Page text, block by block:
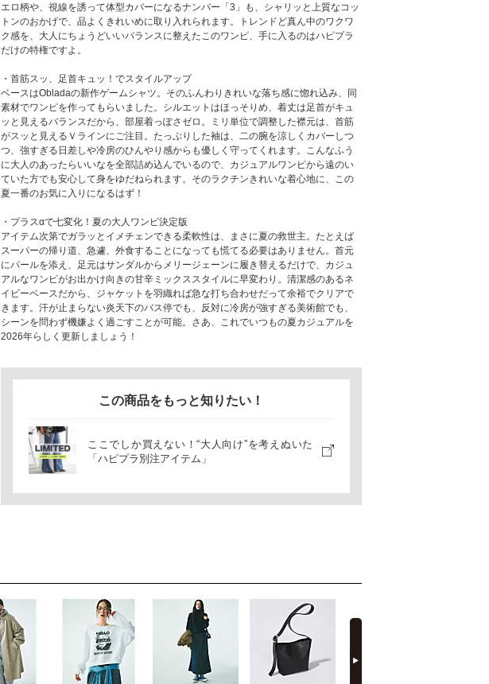
エロ柄や、視線を誘って体型カバーになるナンバー「3」も、シャリッと上質なコッ
トンのおかげで、品よくきれいめに取り入れられます。トレンドど真ん中のワクワ
ク感を、大人にちょうどいいバランスに整えたこのワンピ、手に入るのはハピプラ
だけの特権ですよ。
・首筋スッ、足首キュッ！でスタイルアップ
ベースはObladaの新作ゲームシャツ。そのふんわりきれいな落ち感に惚れ込み、同
素材でワンピを作ってもらいました。シルエットはほっそりめ、着丈は足首がキュ
ッと見えるバランスだから、部屋着っぽさゼロ。ミリ単位で調整した襟元は、首筋
がスッと見えるＶラインにご注目。たっぷりした袖は、二の腕を涼しくカバーしつ
つ、強すぎる日差しや冷房のひんやり感からも優しく守ってくれます。こんなふう
に大人のあったらいいなを全部詰め込んでいるので、カジュアルワンピから遠のい
ていた方でも安心して身をゆだねられます。そのラクチンきれいな着心地に、この
夏一番のお気に入りになるはず！
・プラスαで七変化！夏の大人ワンピ決定版
アイテム次第でガラッとイメチェンできる柔軟性は、まさに夏の救世主。たとえば
スーパーの帰り道、急遽、外食することになっても慌てる必要はありません。首元
にパールを添え、足元はサンダルからメリージェーンに履き替えるだけで、カジュ
アルなワンピがお出かけ向きの甘辛ミックススタイルに早変わり。清潔感のあるネ
イビーベースだから、ジャケットを羽織れば急な打ち合わせだって余裕でクリアで
きます。汗が止まらない炎天下のバス停でも、反対に冷房が強すぎる美術館でも、
シーンを問わず機嫌よく過ごすことが可能。さあ、これでいつもの夏カジュアルを
2026年らしく更新しましょう！
この商品をもっと知りたい！
ここでしか買えない！“大人向け”を考えぬいた
「ハピプラ別注アイテム」